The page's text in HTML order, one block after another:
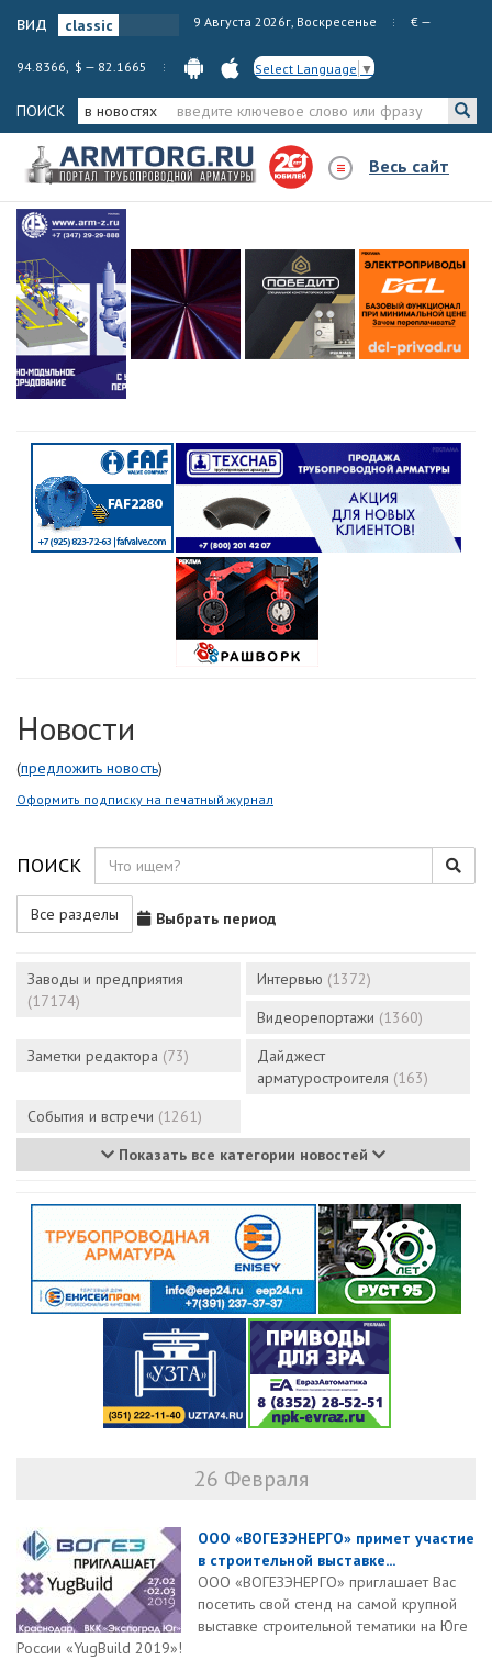
вид 9 Августа 2026г, Воскресенье € —
94.8366, $ — 82.1665 Select Language ▼
ПОИСК в новостях
Весь сайт
Новости
(предложить новость)
Оформить подписку на печатный журнал
ПОИСК
Все разделы Выбрать период
Заводы и предприятия
(17174)
Интервью (1372)
Видеорепортажи (1360)
Заметки редактора (73)
Дайджест
арматуростроителя (163)
События и встречи (1261)
Показать все категории новостей
26 Февраля
ООО «ВОГЕЗЭНЕРГО» примет участие
в строительной выставке...
ООО «ВОГЕЗЭНЕРГО» приглашает Вас
посетить свой стенд на самой крупной
выставке строительной тематики на Юге
России «YugBuild 2019»!